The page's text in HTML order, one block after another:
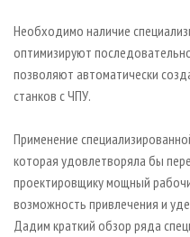
Необходимо наличие
оптимизируют
позволяют автоматически
станков с ЧПУ.
Применение
которая удовлетворяла бы
проектировщику мощный
возможность привлечения и
Дадим краткий обзор ряда